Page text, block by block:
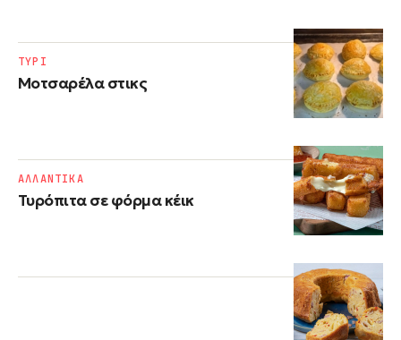
Μοτσαρέλα στικς
ΤΥΡΙ
Τυρόπιτα σε φόρμα κέικ
ΑΛΛΑΝΤΙΚΑ